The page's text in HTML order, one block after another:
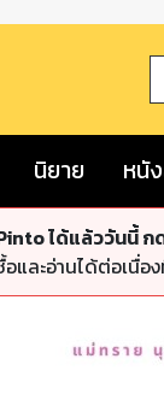
นิยาย หนั
ได้แล้ววันนี้ ก
และอ่านได้ต่อเนื่อ